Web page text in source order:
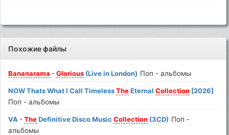
Похожие файлы
Bananarama -Glorious (Live in London) Поп - альбомы
NOW Thats What I Call TimelessTheEternalCollection [2026]
Поп - альбомы
VA -TheDefinitive Disco MusicCollection (3CD) Поп -
альбомы